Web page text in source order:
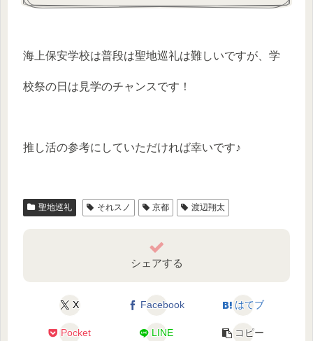
海上保安学校は普段は聖地巡礼は難しいですが、学
校祭の日は見学のチャンスです！
推し活の参考にしていただければ幸いです♪
聖地巡礼 それスノ 京都 渡辺翔太
シェアする
X Facebook はてブ
Pocket LINE コピー